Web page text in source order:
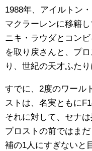
1988年、アイルトン
マクラーレンに移籍し
ニキ・ラウダとコン
を取り戻さんと、プ
り、世紀の天才ふた
すでに、2度のワール
ストは、名実ともに
それに対して、セナ
プロストの前ではま
補の1人にすぎないと